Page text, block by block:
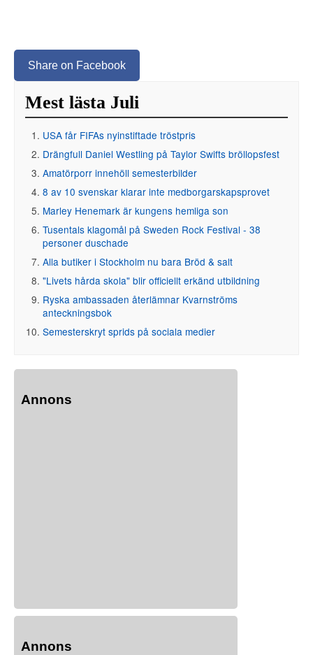
Share on Facebook
Mest lästa Juli
USA får FIFAs nyinstiftade tröstpris
Drängfull Daniel Westling på Taylor Swifts bröllopsfest
Amatörporr innehöll semesterbilder
8 av 10 svenskar klarar inte medborgarskapsprovet
Marley Henemark är kungens hemliga son
Tusentals klagomål på Sweden Rock Festival - 38
personer duschade
Alla butiker i Stockholm nu bara Bröd & salt
"Livets hårda skola" blir officiellt erkänd utbildning
Ryska ambassaden återlämnar Kvarnströms
anteckningsbok
Semesterskryt sprids på sociala medier
Annons
Annons